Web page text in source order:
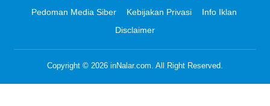
Pedoman Media Siber
Kebijakan Privasi
Info Iklan
Disclaimer
Copyright © 2026 inNalar.com. All Right Reserved.